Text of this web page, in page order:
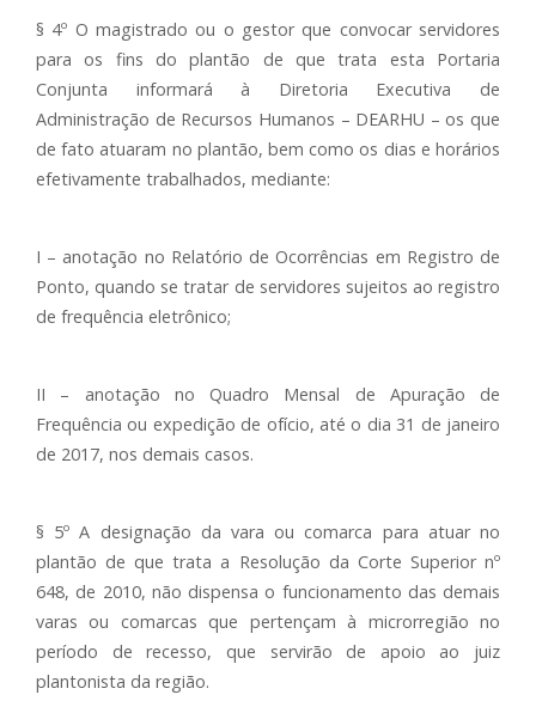
§ 4º O magistrado ou o gestor que convocar servidores
para os fins do plantão de que trata esta Portaria
Conjunta informará à Diretoria Executiva de
Administração de Recursos Humanos – DEARHU – os que
de fato atuaram no plantão, bem como os dias e horários
efetivamente trabalhados, mediante:
I – anotação no Relatório de Ocorrências em Registro de
Ponto, quando se tratar de servidores sujeitos ao registro
de frequência eletrônico;
II – anotação no Quadro Mensal de Apuração de
Frequência ou expedição de ofício, até o dia 31 de janeiro
de 2017, nos demais casos.
§ 5º A designação da vara ou comarca para atuar no
plantão de que trata a Resolução da Corte Superior nº
648, de 2010, não dispensa o funcionamento das demais
varas ou comarcas que pertençam à microrregião no
período de recesso, que servirão de apoio ao juiz
plantonista da região.